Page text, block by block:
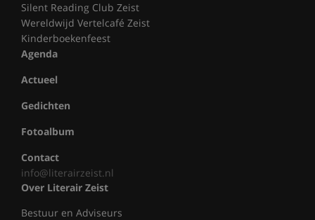
Silent Reading Club Zeist
Wereldwijd Vertelcafé Zeist
Kinderboekenfeest
Agenda
Actueel
Gedichten
Fotoalbum
Contact
info@literairzeist.nl
Over Literair Zeist
Bestuur en Adviseurs